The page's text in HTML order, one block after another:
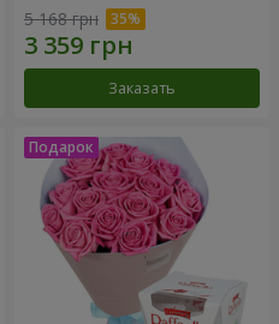
5 168 грн
Заказать